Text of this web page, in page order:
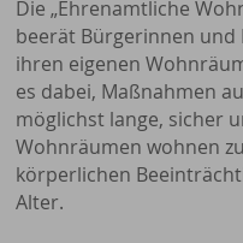
Die „Ehrenamtliche
beerät Bürgerinnen und
ihren eigenen
es dabei, Maßnahmen
möglichst lange, sicher
Wohnräumen wohnen
körperlichen
Alter.